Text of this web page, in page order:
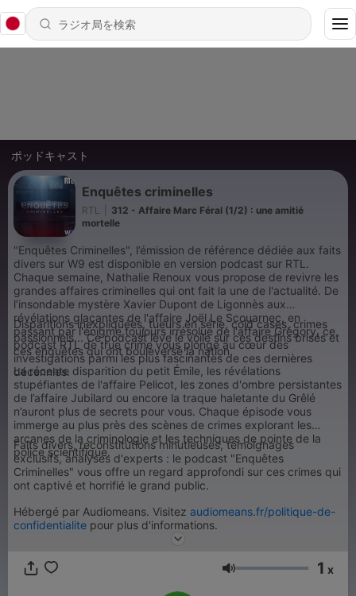
ポッドキャスト
Enquêtes criminelles
RTL
312 - Affaire Marc Féral (1/2) : une amitié
mortelle
"Enquêtes Criminelles", l’émission de référence dédiée aux faits
divers sur W9 est disponible en version podcast sur RTL.
Chaque semaine, Nathalie Renoux vous propose de revivre les
grandes affaires criminelles qui ont fait la une de l'actualité. De
l’insondable mystère Xavier Dupont de Ligonnès aux
révélations glaçantes de l'affaire Joël Le Scouarnec, en
passant par l'énigme toujours irrésolue de l'affaire Grégory, ce
podcast RTL de true crime vous plonge au cœur des
investigations parmi les plus fascinantes de ces dernières
décennies.
Disparitions inexpliquées, tueurs en série, cold cases, crimes
passionnels... Ce podcast lève le voile sur ces destins brisés et
ces enquêtes qui ont bouleversé la nation.
La récente disparition du petit Émile, les révélations
stupéfiantes de l'affaire Pelicot, les zones d'ombre persistantes
de l’affaire Jubilard ou encore la traque haletante du Grêlé
n’auront plus de secrets pour vous. Chaque épisode vous
immerge au plus près des scènes de crimes explorant les
arcanes de la criminologie et les techniques de pointe de la
police scientifique.
Faits divers, reconstitutions minutieuses, témoignages
exclusifs, analyses d'experts : le podcast "Enquêtes
Criminelles" vous offre un regard approfondi sur ces crimes qui
ont captivé et horrifié le grand public.
Hébergé par Audiomeans. Visitez audiomeans.fr/politique-de-
confidentialite pour plus d'informations.
音量 1 x